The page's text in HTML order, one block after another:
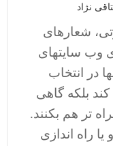
نژاد
شعارهای
وب سایتهای
در انتخاب
بلکه گاهی
تر هم بکنند.
یا راه اندازی